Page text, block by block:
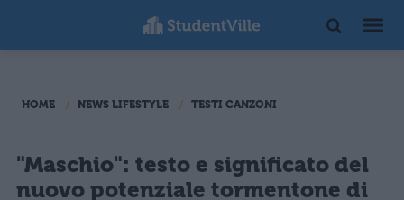
HOME NEWS LIFESTYLE TESTI CANZONI
"Maschio": testo e significato del
nuovo potenziale tormentone di